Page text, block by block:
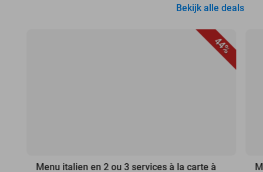
Bekijk alle deals
44%
Menu italien en 2 ou 3 services à la carte à